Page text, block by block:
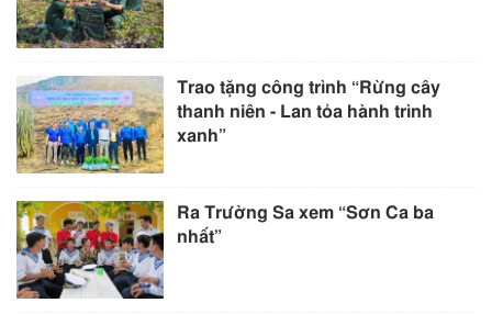
Trao tặng công trình “Rừng cây
thanh niên - Lan tỏa hành trình
xanh”
Ra Trường Sa xem “Sơn Ca ba
nhất”